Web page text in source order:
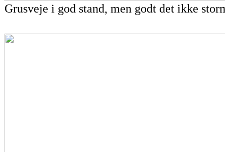
Grusveje i god stand, men godt det ikke